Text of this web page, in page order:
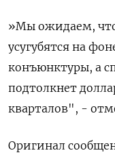
»Мы ожидаем,
усугубятся на
конъюнктуры, а
подтолкнет
кварталов", -
Оригинал